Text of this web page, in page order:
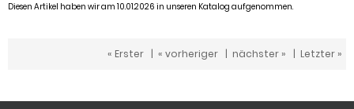
Diesen Artikel haben wir am 10.01.2026 in unseren Katalog aufgenommen.
« Erster | « vorheriger | nächster » | Letzter »